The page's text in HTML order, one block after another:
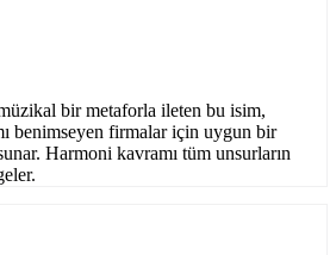
bir metaforla ileten bu isim,
benimseyen firmalar için uygun bir
Harmoni kavramı tüm unsurların